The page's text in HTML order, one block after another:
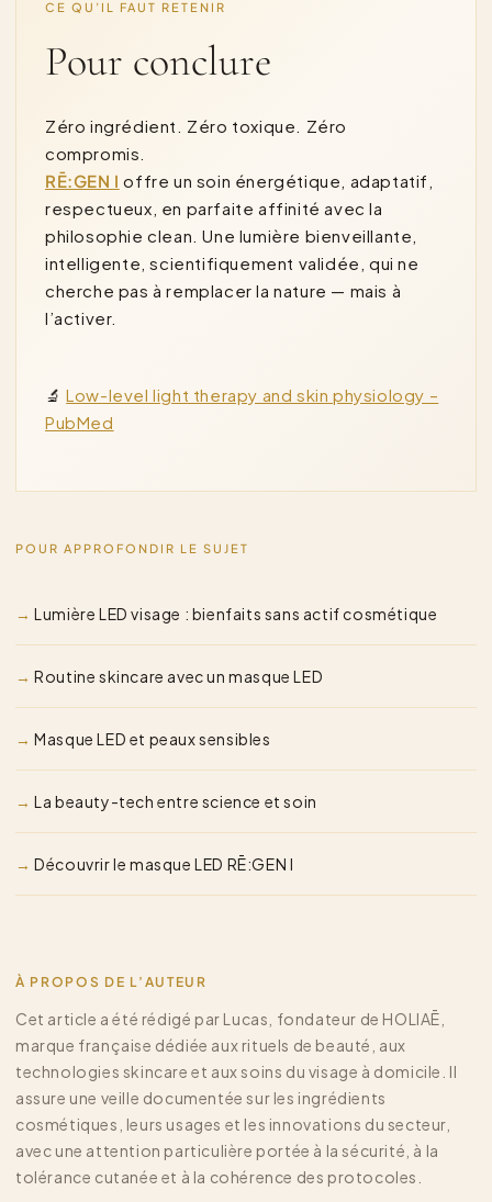
CE QU’IL FAUT RETENIR
Pour conclure
Zéro ingrédient. Zéro toxique. Zéro
compromis.
RĒ:GEN I offre un soin énergétique, adaptatif,
respectueux, en parfaite affinité avec la
philosophie clean. Une lumière bienveillante,
intelligente, scientifiquement validée, qui ne
cherche pas à remplacer la nature — mais à
l’activer.
🔬Low-level light therapy and skin physiology –
PubMed
POUR APPROFONDIR LE SUJET
Lumière LED visage : bienfaits sans actif cosmétique
Routine skincare avec un masque LED
Masque LED et peaux sensibles
La beauty-tech entre science et soin
Découvrir le masque LED RĒ:GEN I
À PROPOS DE L’AUTEUR
Cet article a été rédigé par Lucas, fondateur de HOLIAĒ,
marque française dédiée aux rituels de beauté, aux
technologies skincare et aux soins du visage à domicile. Il
assure une veille documentée sur les ingrédients
cosmétiques, leurs usages et les innovations du secteur,
avec une attention particulière portée à la sécurité, à la
tolérance cutanée et à la cohérence des protocoles.